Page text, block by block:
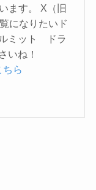
ます。 X（旧
になりたいド
ミット ドラ
いね！
ら